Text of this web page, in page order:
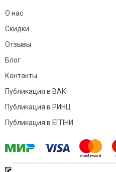
О нас
Скидки
Отзывы
Блог
Контакты
Публикация в ВАК
Публикация в РИНЦ
Публикация в ЕГПНИ